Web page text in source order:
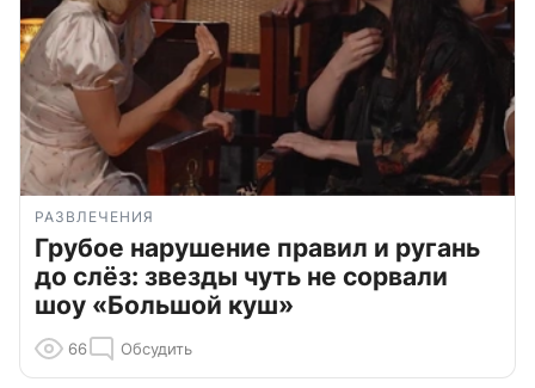
РАЗВЛЕЧЕНИЯ
Грубое нарушение правил и ругань
до слёз: звезды чуть не сорвали
шоу «Большой куш»
66 Обсудить